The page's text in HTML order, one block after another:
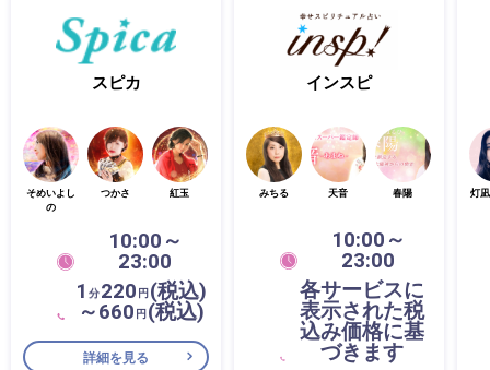
スピカ
そめいよし
の
つかさ 紅玉
10:00～
23:00
1 分220 円(税込)
～660 円(税込)
詳細を見る
インスピ
みちる 天音 春陽
10:00～
23:00
各サービスに
表示された税
込み価格に基
づきます
灯